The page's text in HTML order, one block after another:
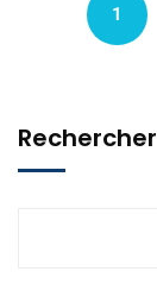
1
Rechercher